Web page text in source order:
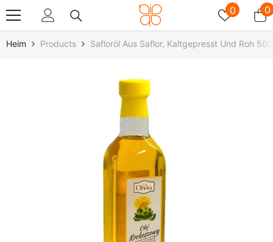
0 00
Heim Products Safloröl Aus Saflor, Kaltgepresst Und Roh